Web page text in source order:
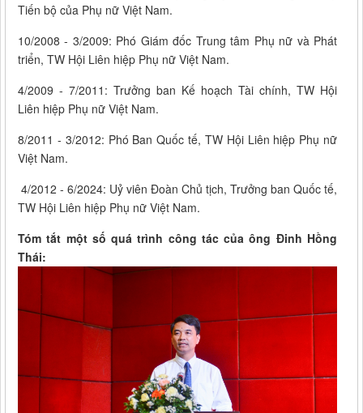
Tiến bộ của Phụ nữ Việt Nam.
10/2008 - 3/2009: Phó Giám đốc Trung tâm Phụ nữ và Phát
triển, TW Hội Liên hiệp Phụ nữ Việt Nam.
4/2009 - 7/2011: Trưởng ban Kế hoạch Tài chính, TW Hội
Liên hiệp Phụ nữ Việt Nam.
8/2011 - 3/2012: Phó Ban Quốc tế, TW Hội Liên hiệp Phụ nữ
Việt Nam.
4/2012 - 6/2024: Uỷ viên Đoàn Chủ tịch, Trưởng ban Quốc tế,
TW Hội Liên hiệp Phụ nữ Việt Nam.
Tóm tắt một số quá trình công tác của ông Đinh Hồng
Thái: